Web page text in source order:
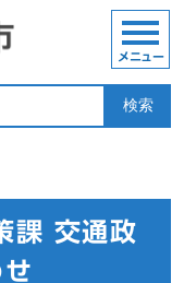
検索
メニュー
課 交通政